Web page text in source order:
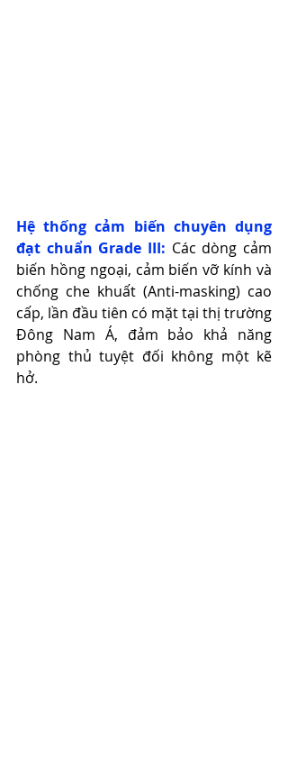
Hệ thống cảm biến chuyên dụng
đạt chuẩn Grade III: Các dòng cảm
biến hồng ngoại, cảm biến vỡ kính và
chống che khuất (Anti-masking) cao
cấp, lần đầu tiên có mặt tại thị trường
Đông Nam Á, đảm bảo khả năng
phòng thủ tuyệt đối không một kẽ
hở.